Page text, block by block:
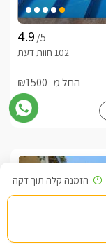
/5
החל מ- ₪1500